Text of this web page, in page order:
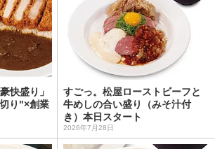
快盛り」
り"×創業
すごっ。松屋ローストビーフと
牛めしの合い盛り（みそ汁付
き）本日スタート
2026年7月28日